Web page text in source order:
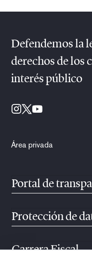
Defendemos la
derechos de los
interés público
Área privada
Portal de
Protección de
Carrera Fiscal